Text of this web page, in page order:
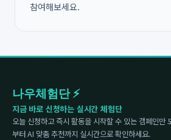
참여해보세요.
나우체험단 ⚡
지금 바로 신청하는 실시간 체험단
오늘 신청하고 즉시 활동을 시작할 수 있는 캠페인만
부터 AI 맞춤 추천까지 실시간으로 확인하세요.